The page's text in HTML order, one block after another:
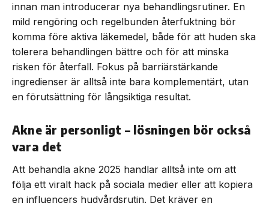
innan man introducerar nya behandlingsrutiner. En
mild rengöring och regelbunden återfuktning bör
komma före aktiva läkemedel, både för att huden ska
tolerera behandlingen bättre och för att minska
risken för återfall. Fokus på barriärstärkande
ingredienser är alltså inte bara komplementärt, utan
en förutsättning för långsiktiga resultat.
Akne är personligt – lösningen bör också
vara det
Att behandla akne 2025 handlar alltså inte om att
följa ett viralt hack på sociala medier eller att kopiera
en influencers hudvårdsrutin. Det kräver en